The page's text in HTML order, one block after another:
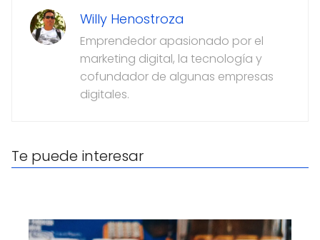
Willy Henostroza
Emprendedor apasionado por el
marketing digital, la tecnología y
cofundador de algunas empresas
digitales.
Te puede interesar